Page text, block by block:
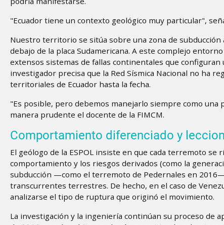
"Ecuador tiene un contexto geológico muy particular",
Nuestro territorio se sitúa sobre una zona de
debajo de la placa Sudamericana. A este complejo
extensos sistemas de fallas continentales que
investigador precisa que la Red Sísmica Nacional no ha
territoriales de Ecuador hasta la fecha.
"Es posible, pero debemos manejarlo siempre como una
manera prudente el docente de la FIMCM.
Comportamiento diferenciado y
El geólogo de la ESPOL insiste en que cada terremoto
comportamiento y los riesgos derivados (como la
subducción —como el terremoto de Pedernales en
transcurrentes terrestres. De hecho, en el caso de
analizarse el tipo de ruptura que originó el movimiento.
La investigación y la ingeniería continúan su proceso de